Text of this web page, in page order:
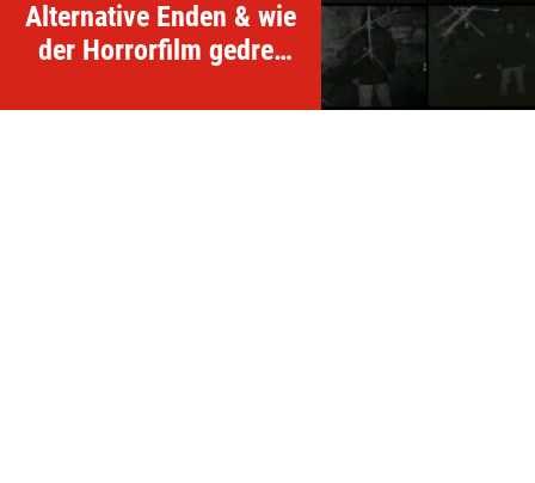
Alternative Enden & wie
der Horrorfilm gedreht